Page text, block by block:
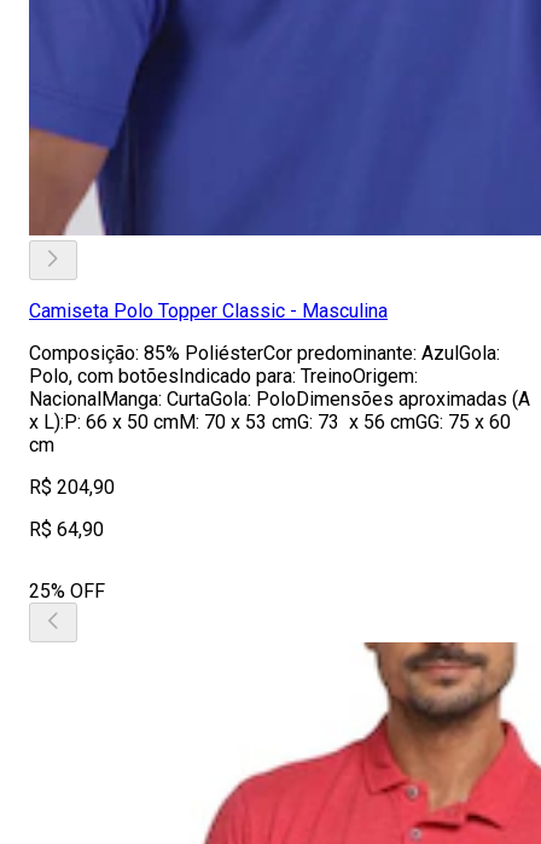
Camiseta Polo Topper Classic - Masculina
Composição: 85% PoliésterCor predominante: AzulGola:
Polo, com botõesIndicado para: TreinoOrigem:
NacionalManga: CurtaGola: PoloDimensões aproximadas (A
x L):P: 66 x 50 cmM: 70 x 53 cmG: 73 x 56 cmGG: 75 x 60
cm
R$ 204,90
R$ 64,90
25% OFF